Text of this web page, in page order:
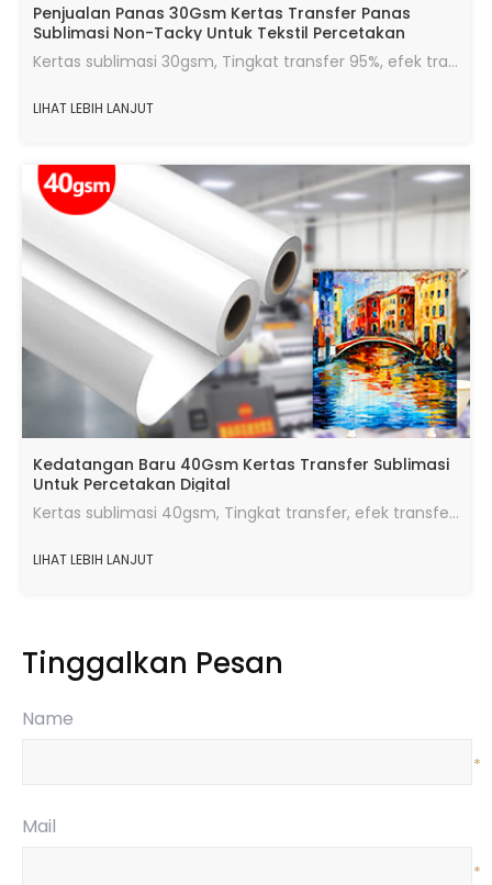
Penjualan Panas 30Gsm Kertas Transfer Panas
Sublimasi Non-Tacky Untuk Tekstil Percetakan
Digital
Kertas sublimasi 30gsm, Tingkat transfer 95%, efek transfer panas yang baik, jumlah tinta maksimum, kecepatan pengeringan cepat, berjalan dalam kondisi yang baik.
LIHAT LEBIH LANJUT
Kedatangan Baru 40Gsm Kertas Transfer Sublimasi
Untuk Percetakan Digital
Kertas sublimasi 40gsm, Tingkat transfer, efek transfer panas yang baik, jumlah tinta maksimum, kecepatan pengeringan cepat, berjalan dalam kondisi yang baik.
LIHAT LEBIH LANJUT
Tinggalkan Pesan
Name
*
Mail
*